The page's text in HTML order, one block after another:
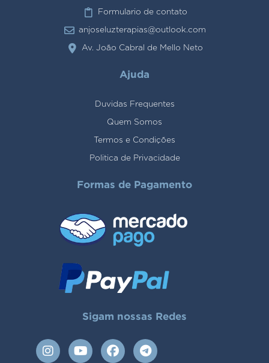
Formulario de contato
anjoseluzterapias@outlook.com
Av. João Cabral de Mello Neto
Ajuda
Duvidas Frequentes
Quem Somos
Termos e Condições
Politica de Privacidade
Formas de Pagamento
Sigam nossas Redes
I
n
Y
o
F
a
T
e